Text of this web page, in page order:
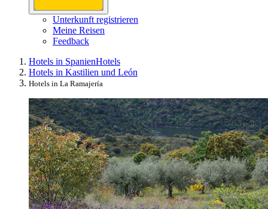
Unterkunft registrieren
Meine Reisen
Feedback
Hotels in SpanienHotels
Hotels in Kastilien und León
Hotels in La Ramajería